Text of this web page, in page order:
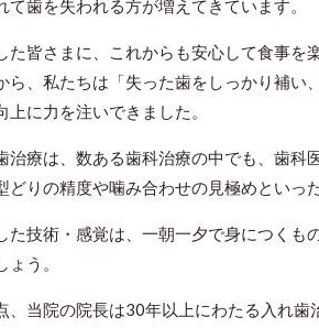
て歯を失われる方が増えてきています。
た皆さまに、これからも安心して食事を
ら、私たちは「失った歯をしっかり補い
上に力を注いできました。
治療は、数ある歯科治療の中でも、歯
どりの精度や噛み合わせの見極めといっ
た技術・感覚は、一朝一夕で身につくも
ょう。
、当院の院長は30年以上にわたる入れ歯